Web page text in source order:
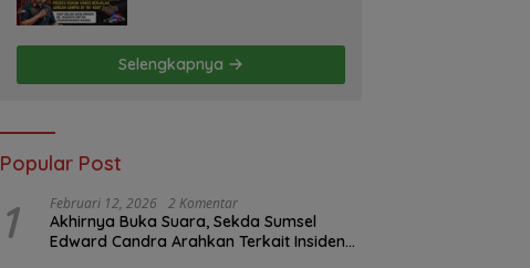
Selengkapnya
Popular Post
1 Februari 12, 2026 2 Komentar
Akhirnya Buka Suara, Sekda Sumsel
Edward Candra Arahkan Terkait Insiden